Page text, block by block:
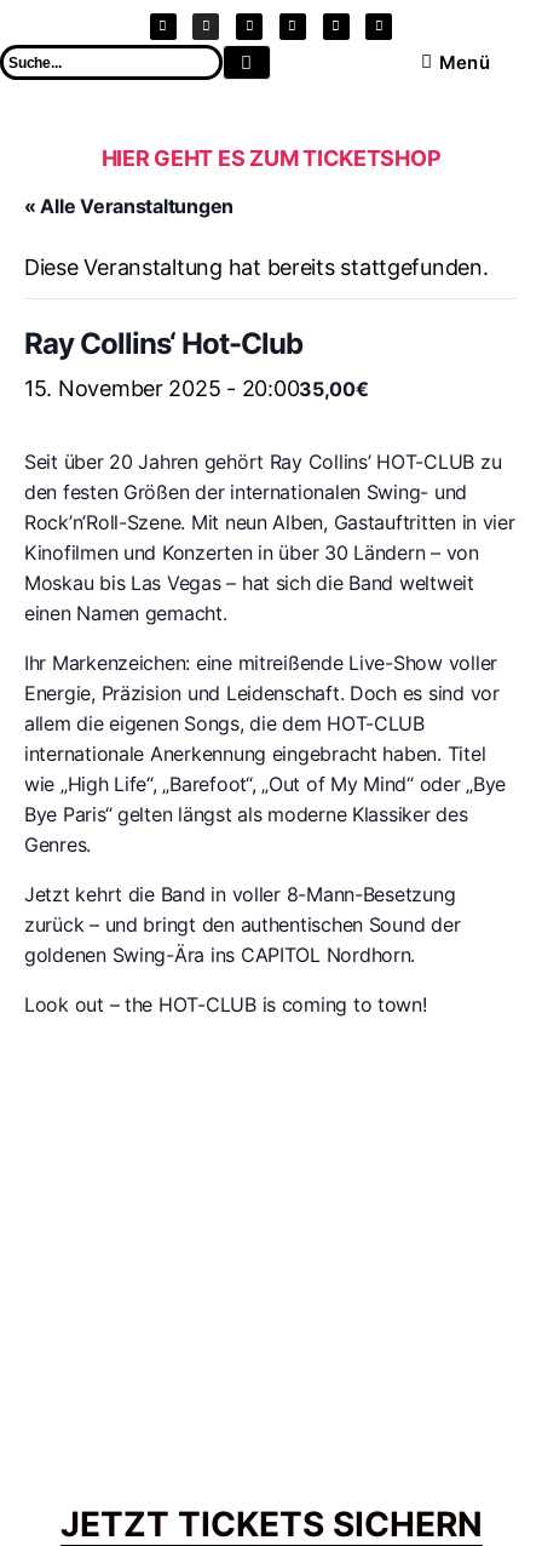
Menü
HIER GEHT ES ZUM TICKETSHOP
« Alle Veranstaltungen
Diese Veranstaltung hat bereits stattgefunden.
Ray Collins‘ Hot-Club
15. November 2025 - 20:0035,00€
Seit über 20 Jahren gehört Ray Collins’ HOT-CLUB zu
den festen Größen der internationalen Swing- und
Rock’n’Roll-Szene. Mit neun Alben, Gastauftritten in vier
Kinofilmen und Konzerten in über 30 Ländern – von
Moskau bis Las Vegas – hat sich die Band weltweit
einen Namen gemacht.
Ihr Markenzeichen: eine mitreißende Live-Show voller
Energie, Präzision und Leidenschaft. Doch es sind vor
allem die eigenen Songs, die dem HOT-CLUB
internationale Anerkennung eingebracht haben. Titel
wie „High Life“, „Barefoot“, „Out of My Mind“ oder „Bye
Bye Paris“ gelten längst als moderne Klassiker des
Genres.
Jetzt kehrt die Band in voller 8-Mann-Besetzung
zurück – und bringt den authentischen Sound der
goldenen Swing-Ära ins CAPITOL Nordhorn.
Look out – the HOT-CLUB is coming to town!
JETZT TICKETS SICHERN